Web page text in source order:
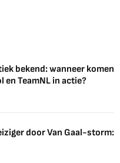
bekend: wanneer komen
en TeamNL in actie?
door Van Gaal-storm: